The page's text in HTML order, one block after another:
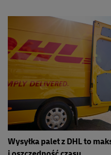
Wysyłka palet z DHL to